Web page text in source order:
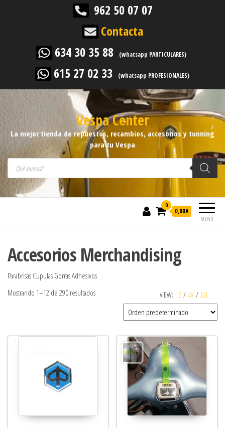
962 50 07 07
Contacta
634 30 35 88
(whatsapp PARTICULARES)
615 27 02 33 (whatsapp PROFESIONALES)
Vespa Center
La mejor tienda de repuestos, recambios, accesorios y tunning
para tu Vespa
Búsqueda de productos
MENÚ
0
0,00€
Accesorios Merchandising
Parabrisas Cupulas Gorras Adhesivos
VIEW: 12 / 48 / ALL
Mostrando 1–12 de 290 resultados